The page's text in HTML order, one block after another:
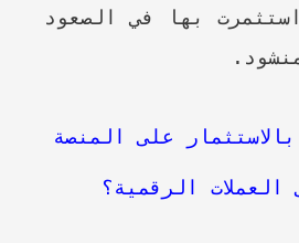
بها في الصعود
على المنصة
الرقمية؟